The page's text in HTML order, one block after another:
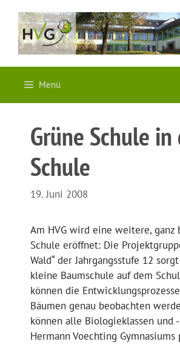
Inhalt
springen
Menü
Grüne Schule
Schule
19. Juni 2008
Am HVG wird eine weitere, ganz
Schule eröffnet: Die
Wald“ der Jahrgangsstufe 12
kleine Baumschule auf dem
können die
Bäumen genau beobachten
können alle Biologieklassen und
Hermann Voechting